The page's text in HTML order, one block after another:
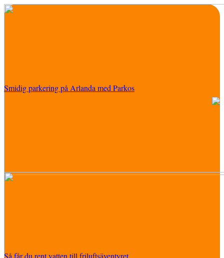
Smidig parkering på Arlanda med Parkos
Så får du rent vatten till friluftsäventyret